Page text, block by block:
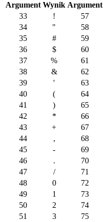
Argument Wynik Argument
33
! 57
34
" 58
35
# 59
36
$ 60
37
% 61
38
& 62
39
' 63
40
( 64
41
) 65
42
* 66
43
+ 67
44
, 68
45
- 69
46
. 70
47
/ 71
48
0 72
49
1 73
50
2 74
51
3 75